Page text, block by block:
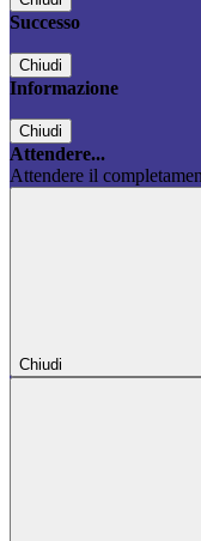
Successo
Chiudi
Informazione
Chiudi
Attendere...
Attendere il
Chiudi